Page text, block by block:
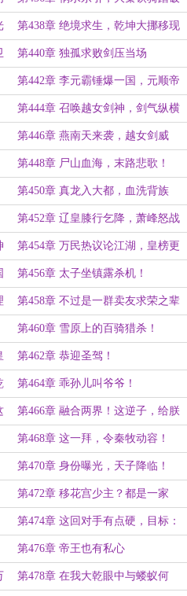
山河
第438章 绝境求生，乾坤大挪移现
世！
第440章 独孤求败剑压当场
第442章 李元霸锤爆一国，元顺帝
心态崩了！
第444章 召唤越女剑神，剑气纵横
三万里
第446章 燕南天来袭，越女剑威
第448章 尸山血海，末路悲歌！
第450章 真龙入大都，血洗背族
狗！
第452章 辽皇膝行乞降，萧峰怒战
生父！
第454章 万民热议论江湖，皇榜更
定天下心！
第456章 太子坐镇露杀机！
第458章 不过是一群卖友求荣之辈
第460章 雪原上的百骑猎杀！
第462章 恭迎圣驾！
第464章 乖孙儿叫爷爷！
第466章 融合两界！这逆子，给朕
滚！
第468章 这一拜，令秦牧动容！
第470章 身份曝光，天子降临！
第472章 移花宫少主？都是一家
人！
第474章 这回对手有点硬，目标：
修仙界！
第476章 帝王也有私心
第478章 在我大乾眼中与蝼蚁何